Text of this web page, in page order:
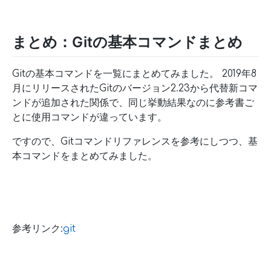
まとめ：Gitの基本コマンドまとめ
Gitの基本コマンドを一覧にまとめてみました。 2019年8
月にリリースされたGitのバージョン2.23から代替新コマ
ンドが追加された関係で、同じ挙動結果なのに参考書ご
とに使用コマンドが違っています。
ですので、Gitコマンドリファレンスを参考にしつつ、基
本コマンドをまとめてみました。
参考リンク:git